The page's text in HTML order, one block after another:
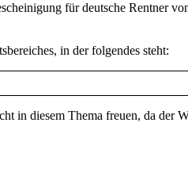
für deutsche Rentner
in der folgendes steht:
in diesem Thema freuen, da